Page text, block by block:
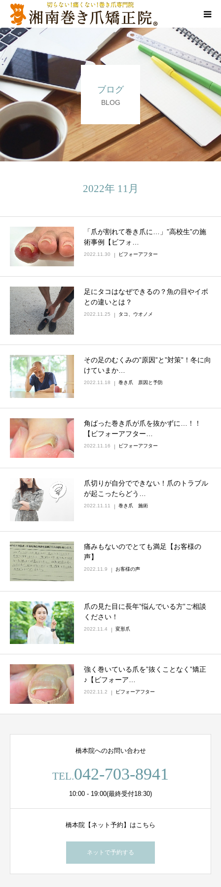
ブログ
BLOG
2022年 11月
「爪が割れて巻き爪に…」”高校生”の施
術事例【ビフォ…
2022.11.30 ビフォーアフター
足にタコはなぜできるの？魚の目やイボ
との違いとは？
2022.11.25 タコ、ウオノメ
その足のむくみの”原因”と”対策”！冬に向
けていまか…
2022.11.18 巻き爪 原因と予防
角ばった巻き爪が爪を抜かずに…！！
【ビフォーアフター…
2022.11.16 ビフォーアフター
爪切りが自分でできない！爪のトラブル
が起こったらどう…
2022.11.11 巻き爪 施術
痛みもないのでとても満足【お客様の
声】
2022.11.9 お客様の声
爪の見た目に長年”悩んでいる方”ご相談
ください！
2022.11.4 変形爪
強く巻いている爪を”抜くことなく”矯正
♪【ビフォーア…
2022.11.2 ビフォーアフター
橋本院へのお問い合わせ
TEL.042-703-8941
10:00 - 19:00(最終受付18:30)
橋本院【ネット予約】はこちら
ネットで予約する
施術方法
料金表
店舗情報
Q＆A